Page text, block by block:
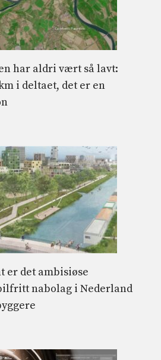
har aldri vært så lavt:
i deltaet, det er en
er det ambisiøse
nabolag i Nederland